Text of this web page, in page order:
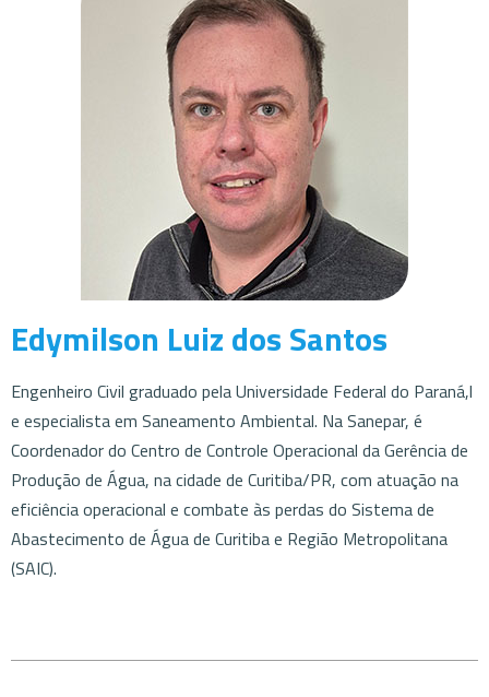
Edymilson Luiz dos Santos
Engenheiro Civil graduado pela Universidade Federal do Paraná,l
e especialista em Saneamento Ambiental. Na Sanepar, é
Coordenador do Centro de Controle Operacional da Gerência de
Produção de Água, na cidade de Curitiba/PR, com atuação na
eficiência operacional e combate às perdas do Sistema de
Abastecimento de Água de Curitiba e Região Metropolitana
(SAIC).